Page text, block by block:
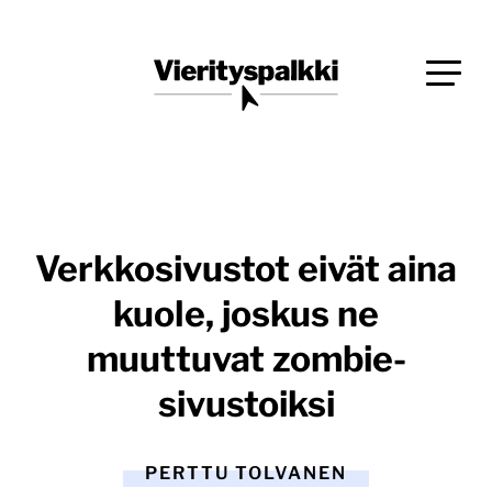
Vierityspalkki.fi
Verkkosivustot eivät aina
kuole, joskus ne
muuttuvat zombie-
sivustoiksi
PERTTU TOLVANEN